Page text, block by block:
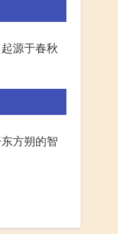
源于春秋
方朔的智